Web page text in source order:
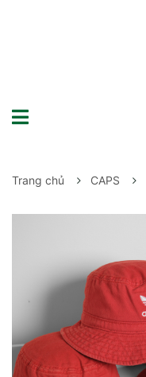
Trang chủ CAPS